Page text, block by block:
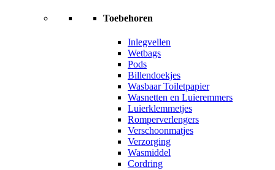
Toebehoren
Inlegvellen
Wetbags
Pods
Billendoekjes
Wasbaar Toiletpapier
Wasnetten en Luieremmers
Luierklemmetjes
Romperverlengers
Verschoonmatjes
Verzorging
Wasmiddel
Cordring